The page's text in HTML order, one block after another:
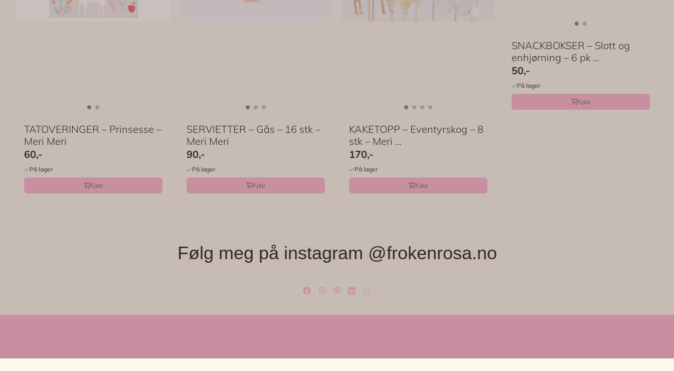
TATOVERINGER – Prinsesse –
Meri Meri
60,-
På lager
Kjøp
SERVIETTER – Gås – 16 stk –
Meri Meri
90,-
På lager
Kjøp
KAKETOPP – Eventyrskog – 8
stk – Meri ...
170,-
På lager
Kjøp
SNACKBOKSER – Slott og
enhjørning – 6 pk ...
50,-
På lager
Kjøp
Følg meg på instagram @frokenrosa.no